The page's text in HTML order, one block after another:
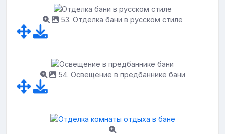
53. Отделка бани в русском стиле
54. Освещение в предбаннике бани